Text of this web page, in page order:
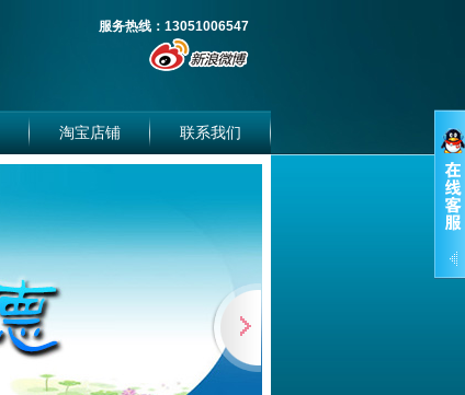
服务热线：13051006547
淘宝店铺 联系我们